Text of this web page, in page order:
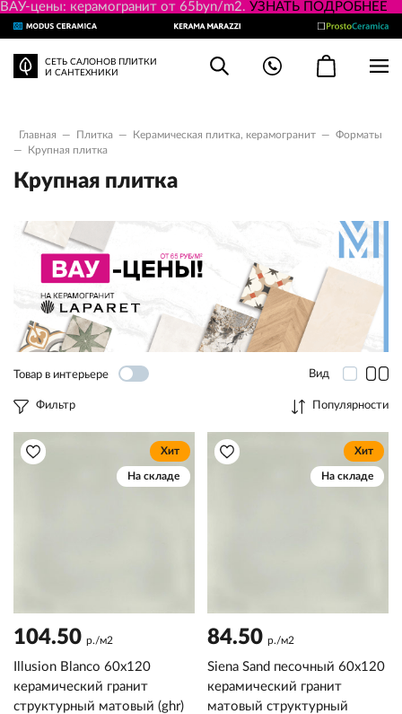
ВАУ-цены: керамогранит от 65byn/m2. УЗНАТЬ ПОДРОБНЕЕ
СЕТЬ САЛОНОВ ПЛИТКИ
И САНТЕХНИКИ
Главная — Плитка — Керамическая плитка, керамогранит — Форматы
—
Крупная плитка
Крупная плитка
Популярности
Товар в интерьере Вид
Фильтр
Хит
На складе
104.50 р./м2
Illusion Blanco 60x120
керамический гранит
структурный матовый (ghr)
Хит
На складе
84.50 р./м2
Siena Sand песочный 60x120
керамический гранит
матовый структурный